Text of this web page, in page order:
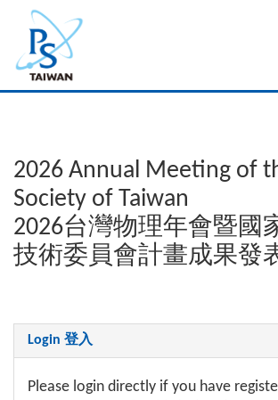
2026 Annual Meeting of
Society of Taiwan
2026台灣物理年會暨國
技術委員會計畫成果發
Login 登入
Please login directly if you have